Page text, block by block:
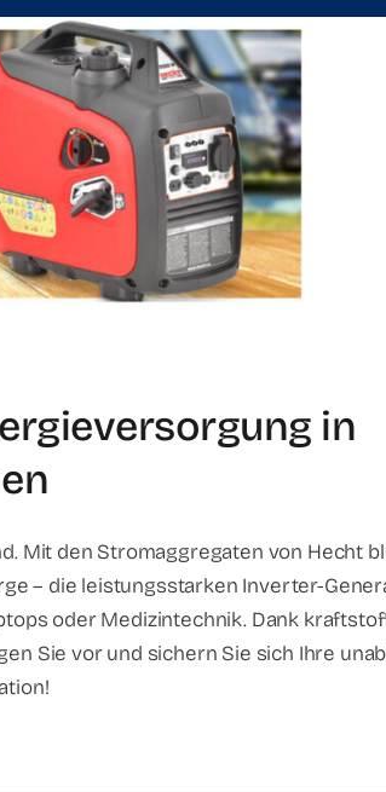
in
Mit den Stromaggregaten von Hecht
– die leistungsstarken Inverter-
oder Medizintechnik. Dank
Sie vor und sichern Sie sich Ihre